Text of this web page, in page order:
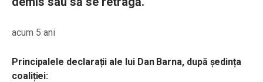
acum 5 ani
Principalele declarații ale lui Dan Barna, după ședința
coaliției: